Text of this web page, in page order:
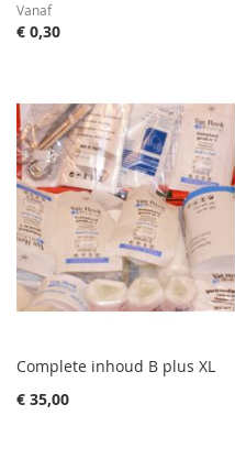
Vanaf
€ 0,30
Complete inhoud B plus XL
€ 35,00